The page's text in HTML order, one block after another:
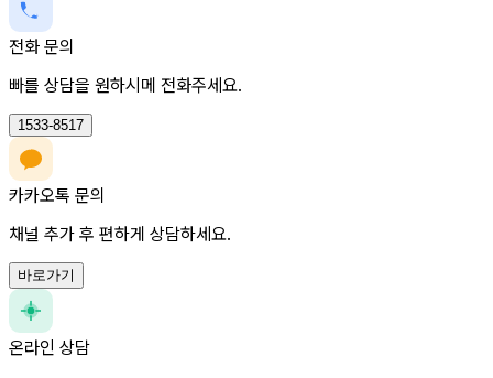
전화 문의
빠를 상담을 원하시메 전화주세요.
1533-8517
카카오톡 문의
채널 추가 후 편하게 상담하세요.
바로가기
온라인 상담